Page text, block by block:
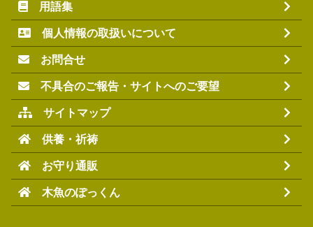
用語集
個人情報の取扱いについて
お問合せ
不具合のご報告・サイトへのご要望
サイトマップ
供養・祈祷
お守り通販
木魚のぽっくん